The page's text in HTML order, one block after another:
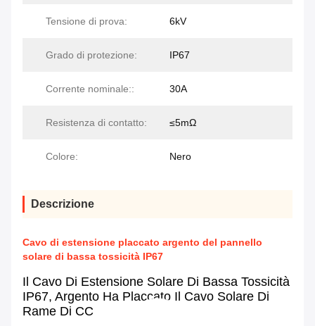
Tensione di prova: 6kV
Grado di protezione: IP67
Corrente nominale:: 30A
Resistenza di contatto: ≤5mΩ
Colore: Nero
Descrizione
Cavo di estensione placcato argento del pannello
solare di bassa tossicità IP67
Il Cavo Di Estensione Solare Di Bassa Tossicità
IP67, Argento Ha Placcato Il Cavo Solare Di
Rame Di CC